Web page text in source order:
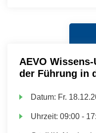
AEVO
der Führung in
Datum: Fr.
Uhrzeit:09:00 -